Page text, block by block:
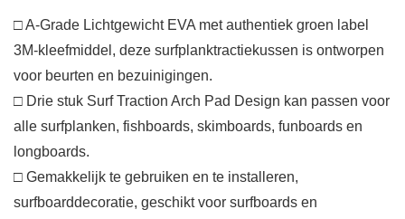
□ A-Grade Lichtgewicht EVA met authentiek groen label
3M-kleefmiddel, deze surfplanktractiekussen is ontworpen
voor beurten en bezuinigingen.
□ Drie stuk Surf Traction Arch Pad Design kan passen voor
alle surfplanken, fishboards, skimboards, funboards en
longboards.
□ Gemakkelijk te gebruiken en te installeren,
surfboarddecoratie, geschikt voor surfboards en